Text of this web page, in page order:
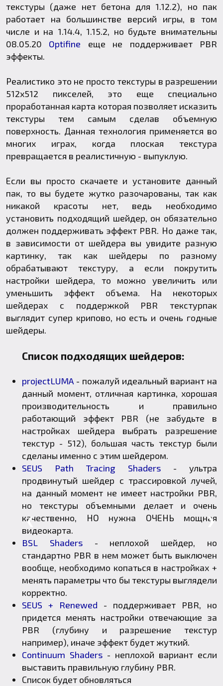
текстуры (даже нет бетона для 1.12.2), но пак
работает на большинстве версий игры, в том
числе и на 1.14.4, 1.15.2, но будьте внимательны
08.05.20 Optifine еще не поддерживает PBR
эффекты.
Реалистико это не просто текстуры в разрешении
512х512 пикселей, это еще специально
проработанная карта которая позволяет исказить
текстуры тем самым сделав объемную
поверхность. Данная технология применяется во
многих играх, когда плоская текстура
превращается в реалистичную - выпуклую.
Если вы просто скачаете и установите данный
пак, то вы будете жутко разочарованы, так как
никакой красоты нет, ведь необходимо
установить подходящий шейдер, он обязательно
должен поддерживать эффект PBR. Но даже так,
в зависимости от шейдера вы увидите разную
картинку, так как шейдеры по разному
обрабатывают текстуру, а если покрутить
настройки шейдера, то можно увеличить или
уменьшить эффект объема. На некоторых
шейдерах с поддержкой PBR текстурпак
выглядит супер крипово, но есть и очень годные
шейдеры.
Список подходящих шейдеров:
projectLUMA - пожалуй идеальный вариант на
данный момент, отличная картинка, хорошая
производительность и правильно
работающий эффект PBR (не забудьте в
настройках шейдера выбрать разрешение
текстур - 512), большая часть текстур были
сделаны именно с этим шейдером.
SEUS Path Tracing Shaders- ультра
продвинутый шейдер с трассировкой лучей,
на данный момент не имеет настройки PBR,
но текстуры объемными делает и очень
качественно, НО нужна ОЧЕНЬ мощная
видеокарта.
BSL Shaders- неплохой шейдер, но
стандартно PBR в нем может быть выключен
вообще, необходимо копаться в настройках +
менять параметры что бы текстуры выглядели
корректно.
SEUS + Renewed - поддерживает PBR, но
придется менять настройки отвечающие за
PBR (глубину и разрешение текстур
например), иначе эффект будет жуткий.
Continuum Shaders - неплохой вариант если
выставить правильную глубину PBR.
Список будет обновляться
❮ ❯